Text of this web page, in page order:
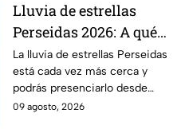
Lluvia de estrellas
Perseidas 2026: A qué
hora alcanza su pico en
México y
recomendaciones para
verla
La lluvia de estrellas Perseidas
está cada vez más cerca y
podrás presenciarlo desde
México; te decimos a qué hora
09 agosto, 2026